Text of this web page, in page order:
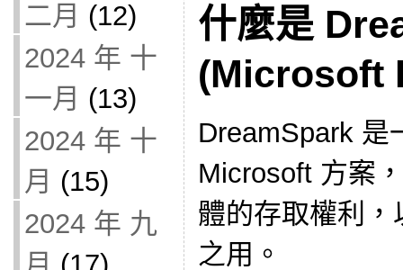
二月 (12)
2024 年 十
一月 (13)
2024 年 十
月 (15)
2024 年 九
什麼是
(Microsoft
DreamSpark 是
Microsoft 方案
體的存取權利
之用。